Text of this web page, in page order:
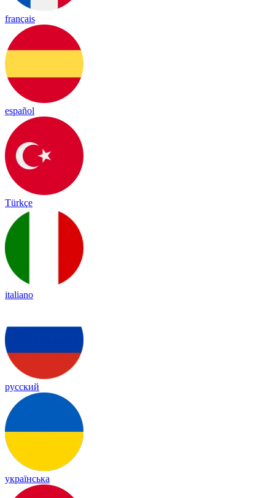
français
español
Türkçe
italiano
русский
українська